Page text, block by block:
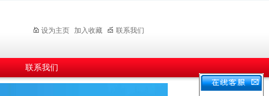
设为主页 加入收藏 联系我们
联系我们